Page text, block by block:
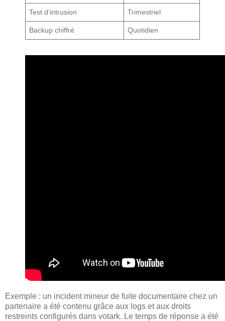
Test d’intrusion Trimestriel
Backup chiffré Quotidien
Exemple : un incident mineur de fuite documentaire chez un
partenaire a été contenu grâce aux logs et aux droits
restreints configurés dans votark. Le temps de réponse a été